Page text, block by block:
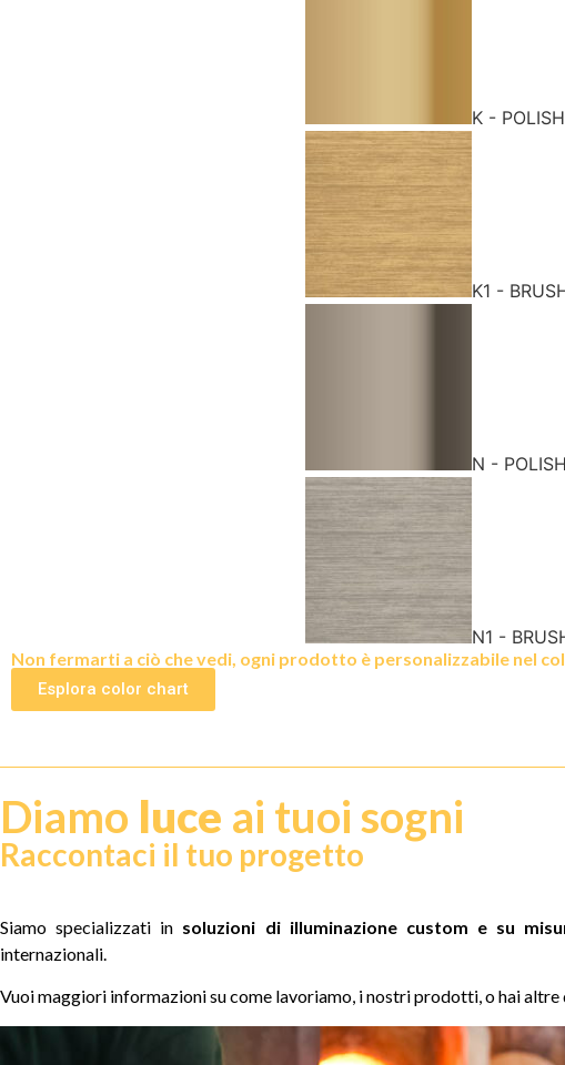
K -
K1 -
N -
N1 -
Non fermarti a ciò che vedi, ogni prodotto è personalizzabile nel
Esplora color chart
Diamo luce ai tuoi sogni
Raccontaci il tuo progetto
Siamo specializzati in soluzioni di illuminazione custom e su
internazionali.
Vuoi maggiori informazioni su come lavoriamo, i nostri prodotti, o hai altre